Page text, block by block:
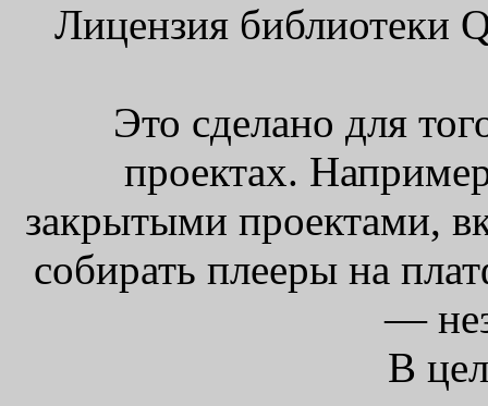
Лицензия библиотеки
Это сделано для
проектах.
закрытыми проектами,
собирать плееры на
—
В